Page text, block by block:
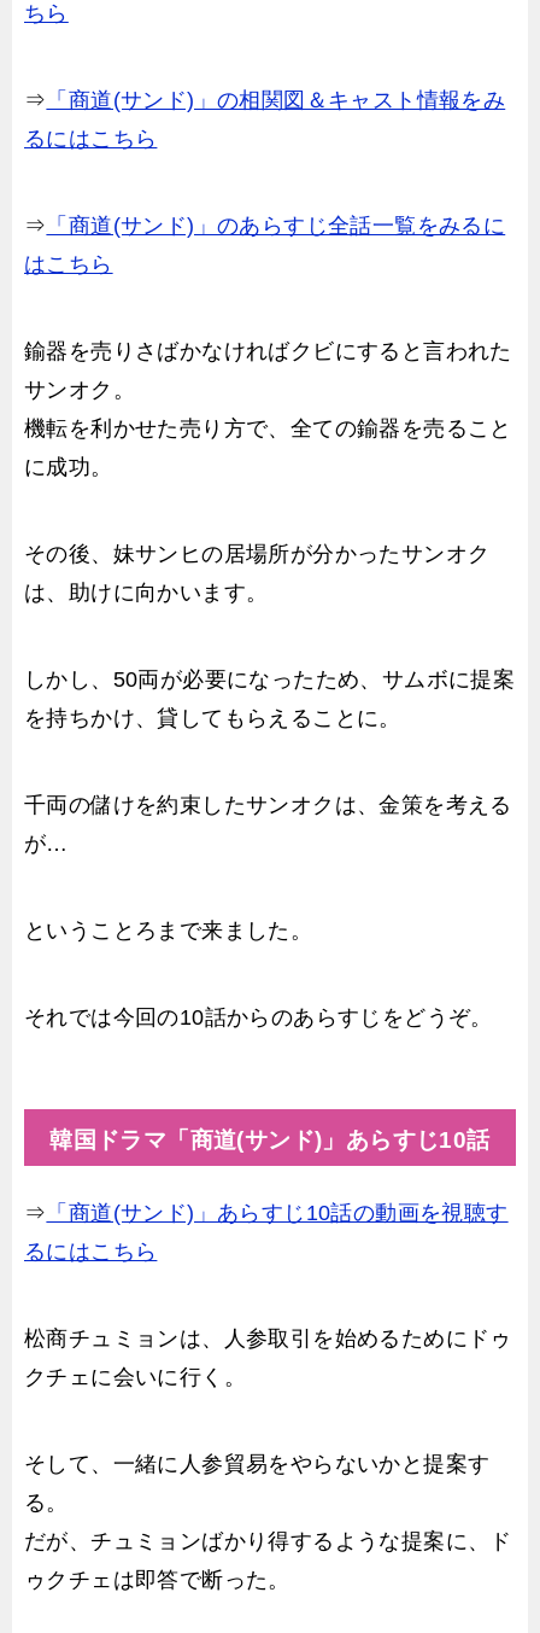
ちら
⇒ 「商道(サンド)」の相関図＆キャスト情報をみ
るにはこちら
⇒ 「商道(サンド)」のあらすじ全話一覧をみるに
はこちら
鍮器を売りさばかなければクビにすると言われた
サンオク。
機転を利かせた売り方で、全ての鍮器を売ること
に成功。
その後、妹サンヒの居場所が分かったサンオク
は、助けに向かいます。
しかし、50両が必要になったため、サムボに提案
を持ちかけ、貸してもらえることに。
千両の儲けを約束したサンオクは、金策を考える
が…
ということろまで来ました。
それでは今回の10話からのあらすじをどうぞ。
韓国ドラマ「商道(サンド)」あらすじ10話
⇒ 「商道(サンド)」あらすじ10話の動画を視聴す
るにはこちら
松商チュミョンは、人参取引を始めるためにドゥ
クチェに会いに行く。
そして、一緒に人参貿易をやらないかと提案す
る。
だが、チュミョンばかり得するような提案に、ド
ゥクチェは即答で断った。